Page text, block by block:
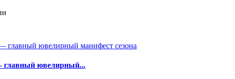
главный ювелирный...